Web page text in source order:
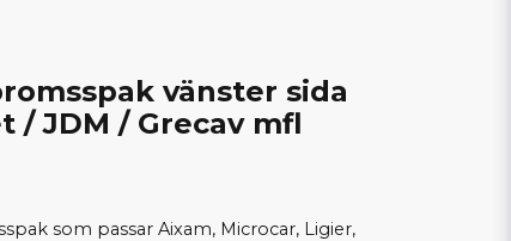
vänster sida
/ JDM / Grecav mfl
som passar Aixam, Microcar, Ligier,